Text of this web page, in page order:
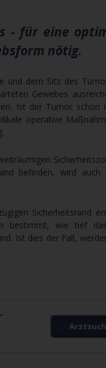
- für eine
nötig.
und dem Sitz des
Gewebes
Ist der Tumor schon
operative
befinden, wird auch
Sicherheitsrand
bestimmt, wie tief
Ist dies der Fall,